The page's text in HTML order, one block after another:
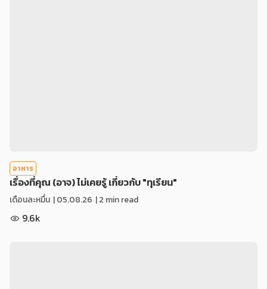
อาหาร
เรื่องที่คุณ (อาจ) ไม่เคยรู้ เกี่ยวกับ "ทุเรียน"
เดือนละหมื่น |05.08.26 | 2 min read
9.6k